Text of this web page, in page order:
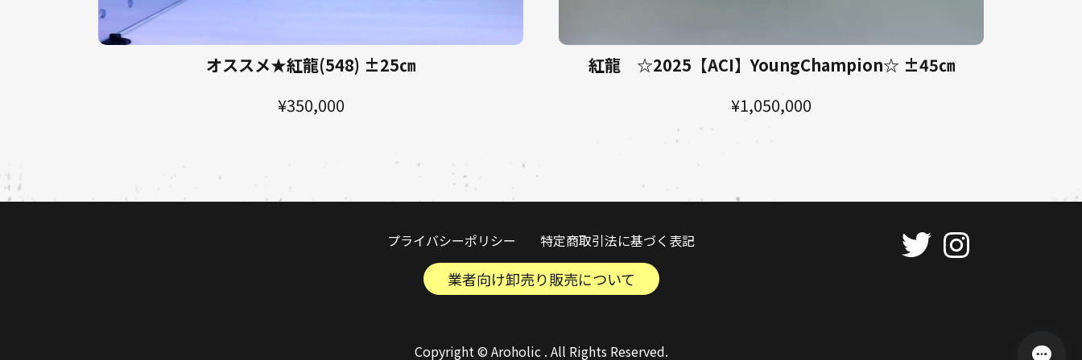
オススメ★紅龍(548) ±25㎝
¥350,000
紅龍 ☆2025【ACI】YoungChampion☆ ±45㎝
¥1,050,000
プライバシーポリシー 特定商取引法に基づく表記
業者向け卸売り販売について
Copyright © Aroholic . All Rights Reserved.